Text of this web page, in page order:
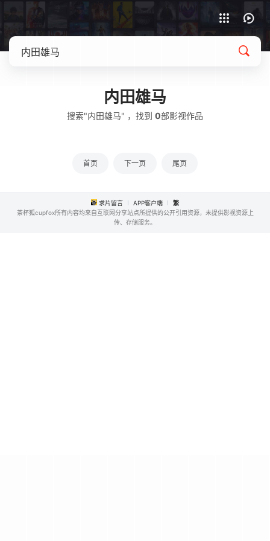
内田雄马
搜索"内田雄马" ，找到 0部影视作品
首页 下一页 尾页
求片留言 APP客户端
繁
茶杯狐cupfox所有内容均来自互联网分享站点所提供的公开引用资源，未提供影视资源上
传、存储服务。